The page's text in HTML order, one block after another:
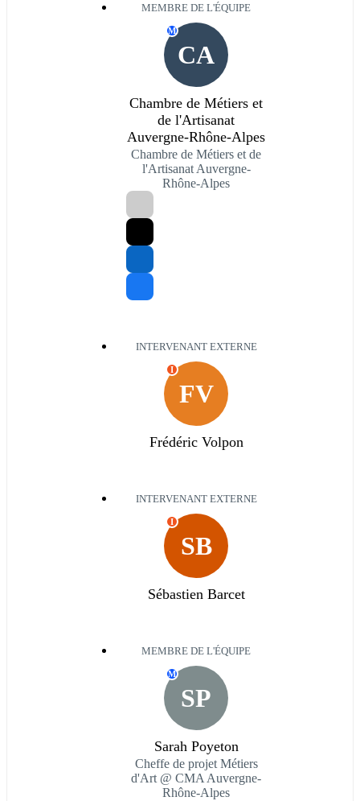
MEMBRE DE L'ÉQUIPE
CA
M
Chambre de Métiers et
de l'Artisanat
Auvergne-Rhône-Alpes
Chambre de Métiers et de
l'Artisanat Auvergne-
Rhône-Alpes
INTERVENANT EXTERNE
FV
I
Frédéric Volpon
INTERVENANT EXTERNE
SB
I
Sébastien Barcet
MEMBRE DE L'ÉQUIPE
SP
M
Sarah Poyeton
Cheffe de projet Métiers
d'Art @ CMA Auvergne-
Rhône-Alpes